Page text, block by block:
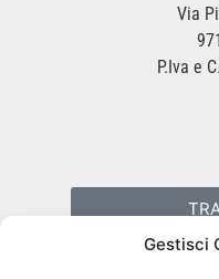
Gestisci
Via
P.Iva e